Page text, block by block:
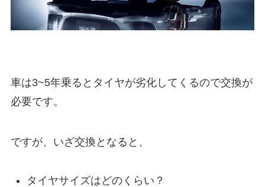
車は3~5年乗るとタイヤが劣化してくるので交換が
必要です。
ですが、いざ交換となると、
タイヤサイズはどのくらい？